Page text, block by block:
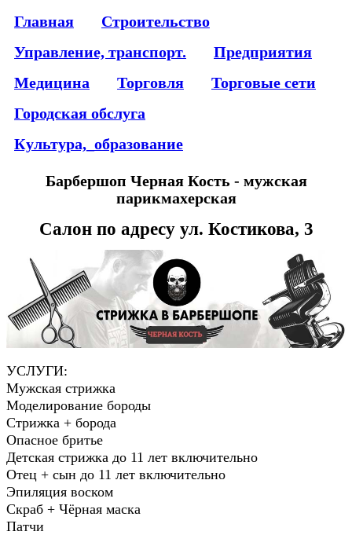
Главная
Строительство
Управление, транспорт.
Предприятия
Медицина
Торговля
Торговые сети
Городская обслуга
Культура,_образование
Барбершоп Черная Кость - мужская
парикмахерская
Салон по адресу ул. Костикова, 3
УСЛУГИ:
Мужская стрижка
Моделирование бороды
Стрижка + борода
Опасное бритье
Детская стрижка до 11 лет включительно
Отец + сын до 11 лет включительно
Эпиляция воском
Скраб + Чёрная маска
Патчи